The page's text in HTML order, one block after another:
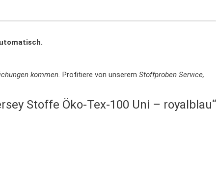
kommen. Profitiere von unserem Stoffproben Service,
Stoffe Öko-Tex-100 Uni – royalblau“